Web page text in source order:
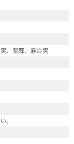
、紫蘇、麻の実
。